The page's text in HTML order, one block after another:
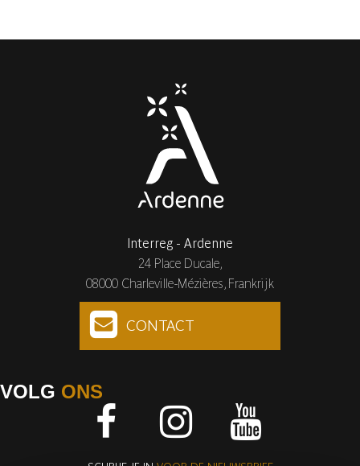
Interreg - Ardenne
24 Place Ducale,
08000 Charleville-Mézières, Frankrijk
CONTACT
VOLG ONS